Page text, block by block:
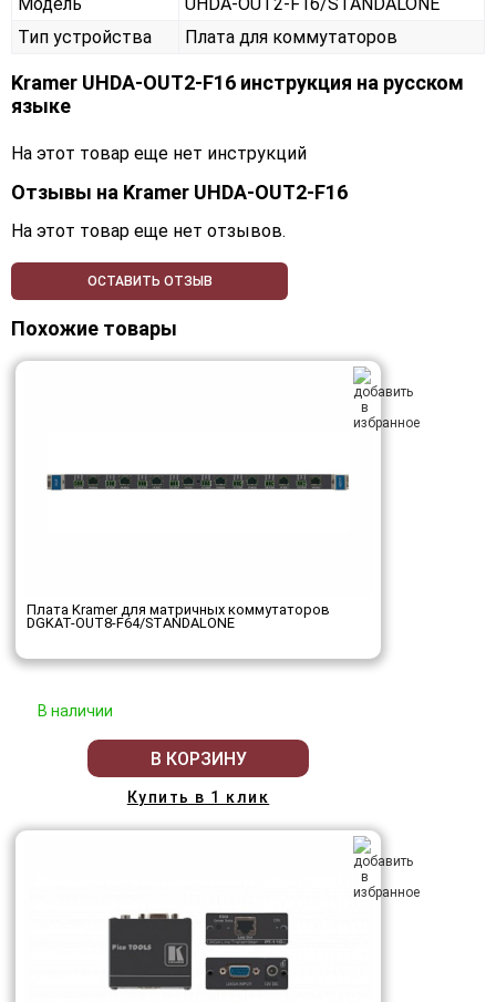
Модель
UHDA-OUT2-F16/STANDALONE
Тип устройства
Плата для коммутаторов
Kramer UHDA-OUT2-F16 инструкция на русском
языке
На этот товар еще нет инструкций
Отзывы на Kramer UHDA-OUT2-F16
На этот товар еще нет отзывов.
ОСТАВИТЬ ОТЗЫВ
Похожие товары
Плата Kramer для матричных коммутаторов
DGKAT-OUT8-F64/STANDALONE
В наличии
В КОРЗИНУ
Купить в 1 клик